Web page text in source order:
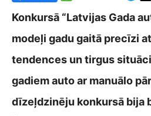
Konkursā “Latvijas Gada
modeļi gadu gaitā precīzi
tendences un tirgus
gadiem auto ar manuālo
dīzeļdzinēju konkursā bija